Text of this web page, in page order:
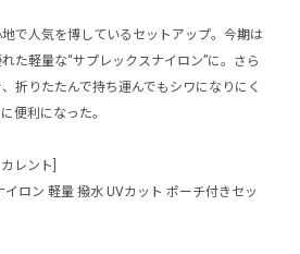
で人気を博しているセットアップ。今期は
た軽量な“サプレックスナイロン”に。さら
折りたたんで持ち運んでもシワになりにく
便利になった。
レント]
ロン 軽量 撥水 UVカット ポーチ付きセッ